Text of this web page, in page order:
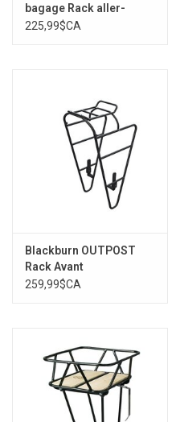
bagage Rack aller-
retour
225,99$CA
Blackburn OUTPOST
Rack Avant
259,99$CA